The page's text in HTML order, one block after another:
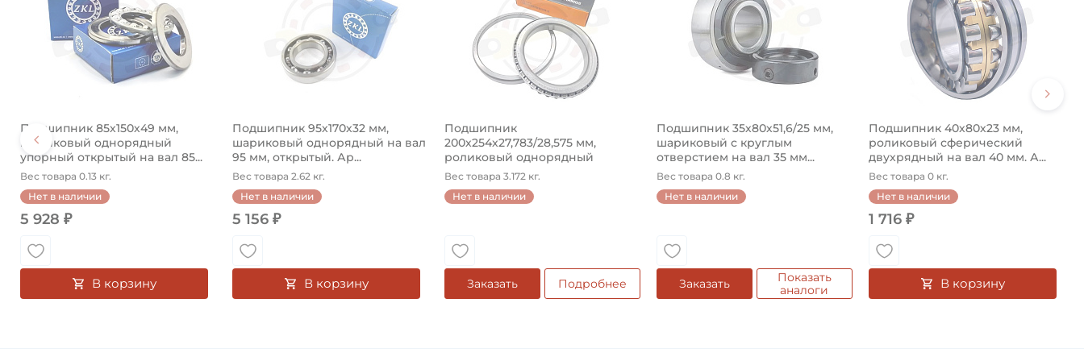
Подшипник 85х150х49 мм,
шариковый однорядный
упорный открытый на вал 85...
Вес товара 0.13 кг.
Нет в наличии
5 928 ₽
В корзину
Подшипник 95х170х32 мм,
шариковый однорядный на вал
95 мм, открытый. Ар...
Вес товара 2.62 кг.
Нет в наличии
5 156 ₽
В корзину
Подшипник
200х254х27,783/28,575 мм,
роликовый однорядный
конический на ...
Вес товара 3.172 кг.
Нет в наличии
Заказать Подробнее
Подшипник 35х80х51,6/25 мм,
шариковый с круглым
отверстием на вал 35 мм...
Вес товара 0.8 кг.
Нет в наличии
Заказать
Показать
аналоги
Подшипник 40х80х23 мм,
роликовый сферический
двухрядный на вал 40 мм. А...
Вес товара 0 кг.
Нет в наличии
1 716 ₽
В корзину